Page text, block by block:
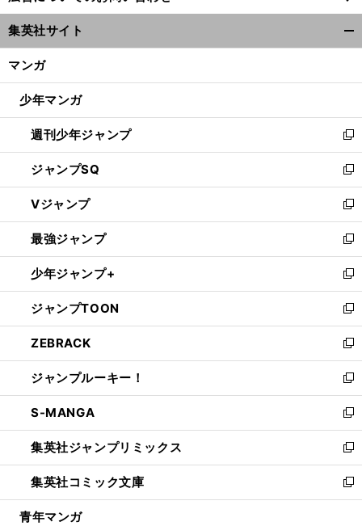
ウ
ィ
ン
ウ
開
く
集英社サイト
マンガ
少年マンガ
週刊少年ジャンプ
新
し
い
ウ
ィ
ン
ド
ウ
で
開
く
ジャンプSQ
新
し
い
ウ
ィ
ン
ド
ウ
で
開
く
Vジャンプ
新
し
い
ウ
ィ
ン
ド
ウ
で
開
く
最強ジャンプ
新
し
い
ウ
ィ
ン
ド
ウ
で
開
く
少年ジャンプ+
新
し
い
ウ
ィ
ン
ド
ウ
で
開
く
ジャンプTOON
新
し
い
ウ
ィ
ン
ド
ウ
で
開
く
ZEBRACK
新
し
い
ウ
ィ
ン
ド
ウ
で
開
ジャンプルーキー！
新
し
い
ウ
ィ
ン
ド
ウ
S-MANGA
新
し
い
ウ
ィ
ン
集英社ジャンプリミックス
新
し
い
ウ
集英社コミック文庫
新
し
青年マンガ